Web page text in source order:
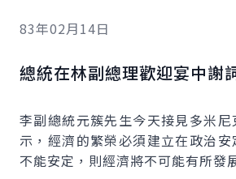
83年02月14日
總統在林副總理歡迎宴中謝
李副總統元簇先生今天接見多米
示，經濟的繁榮必須建立在政治
不能安定，則經濟將不可能有所發